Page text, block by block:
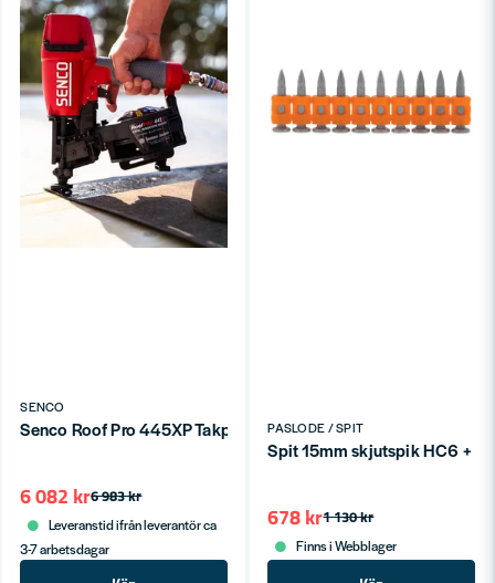
SENCO
Senco Roof Pro 445XP Takpappspistol 16° (19-44mm)
6 983 kr
6 082 kr
Leveranstid ifrån leverantör ca
3-7 arbetsdagar
PASLODE / SPIT
Spit 15mm skjutspik HC6 +
1 130 kr
678 kr
Finns i Webblager